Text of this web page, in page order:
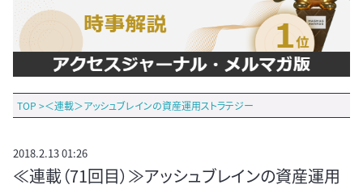
TOP >＜連載＞アッシュブレインの資産運用ストラテジー
2018.2.13 01:26
≪連載（71回目）≫アッシュブレインの資産運用